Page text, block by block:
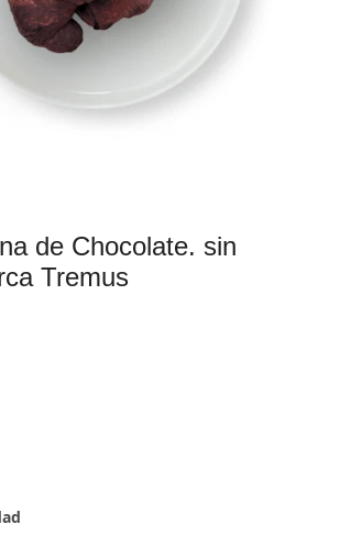
de Chocolate. sin
Tremus